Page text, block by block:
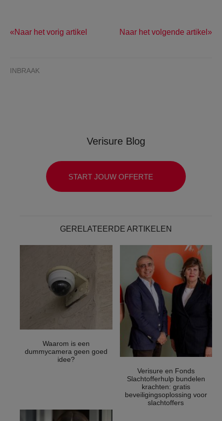
Naar het vorig artikel Naar het volgende artikel
INBRAAK
Verisure Blog
START JOUW OFFERTE
GERELATEERDE ARTIKELEN
Waarom is een
dummycamera geen goed
idee?
Verisure en Fonds
Slachtofferhulp bundelen
krachten: gratis
beveiligingsoplossing voor
slachtoffers